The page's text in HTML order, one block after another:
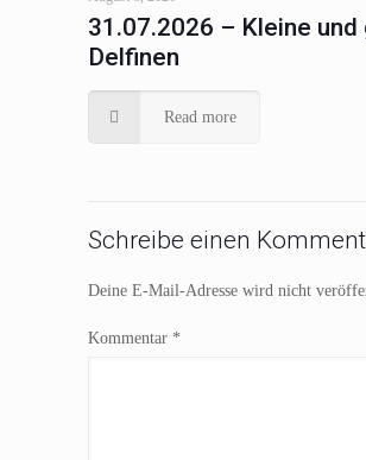
31.07.2026 – Kleine und
Delfinen
Read more
Schreibe einen
Deine E-Mail-Adresse wird nicht
Kommentar *